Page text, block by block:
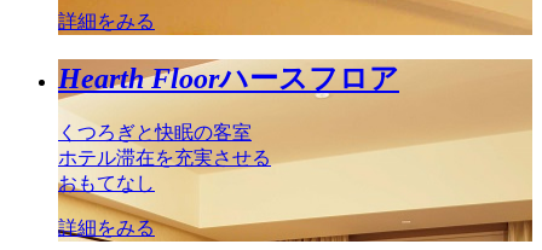
詳細をみる
Hearth Floorハースフロア
くつろぎと快眠の客室
ホテル滞在を充実させる
おもてなし
詳細をみる